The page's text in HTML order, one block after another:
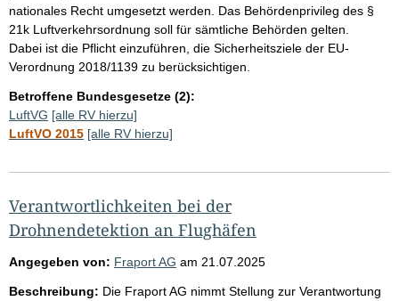
nationales Recht umgesetzt werden. Das Behördenprivileg des §
21k Luftverkehrsordnung soll für sämtliche Behörden gelten.
Dabei ist die Pflicht einzuführen, die Sicherheitsziele der EU-
Verordnung 2018/1139 zu berücksichtigen.
Betroffene Bundesgesetze (2):
LuftVG [alle RV hierzu]
LuftVO 2015 [alle RV hierzu]
Verantwortlichkeiten bei der
Drohnendetektion an Flughäfen
Angegeben von: Fraport AG am 21.07.2025
Beschreibung: Die Fraport AG nimmt Stellung zur Verantwortung